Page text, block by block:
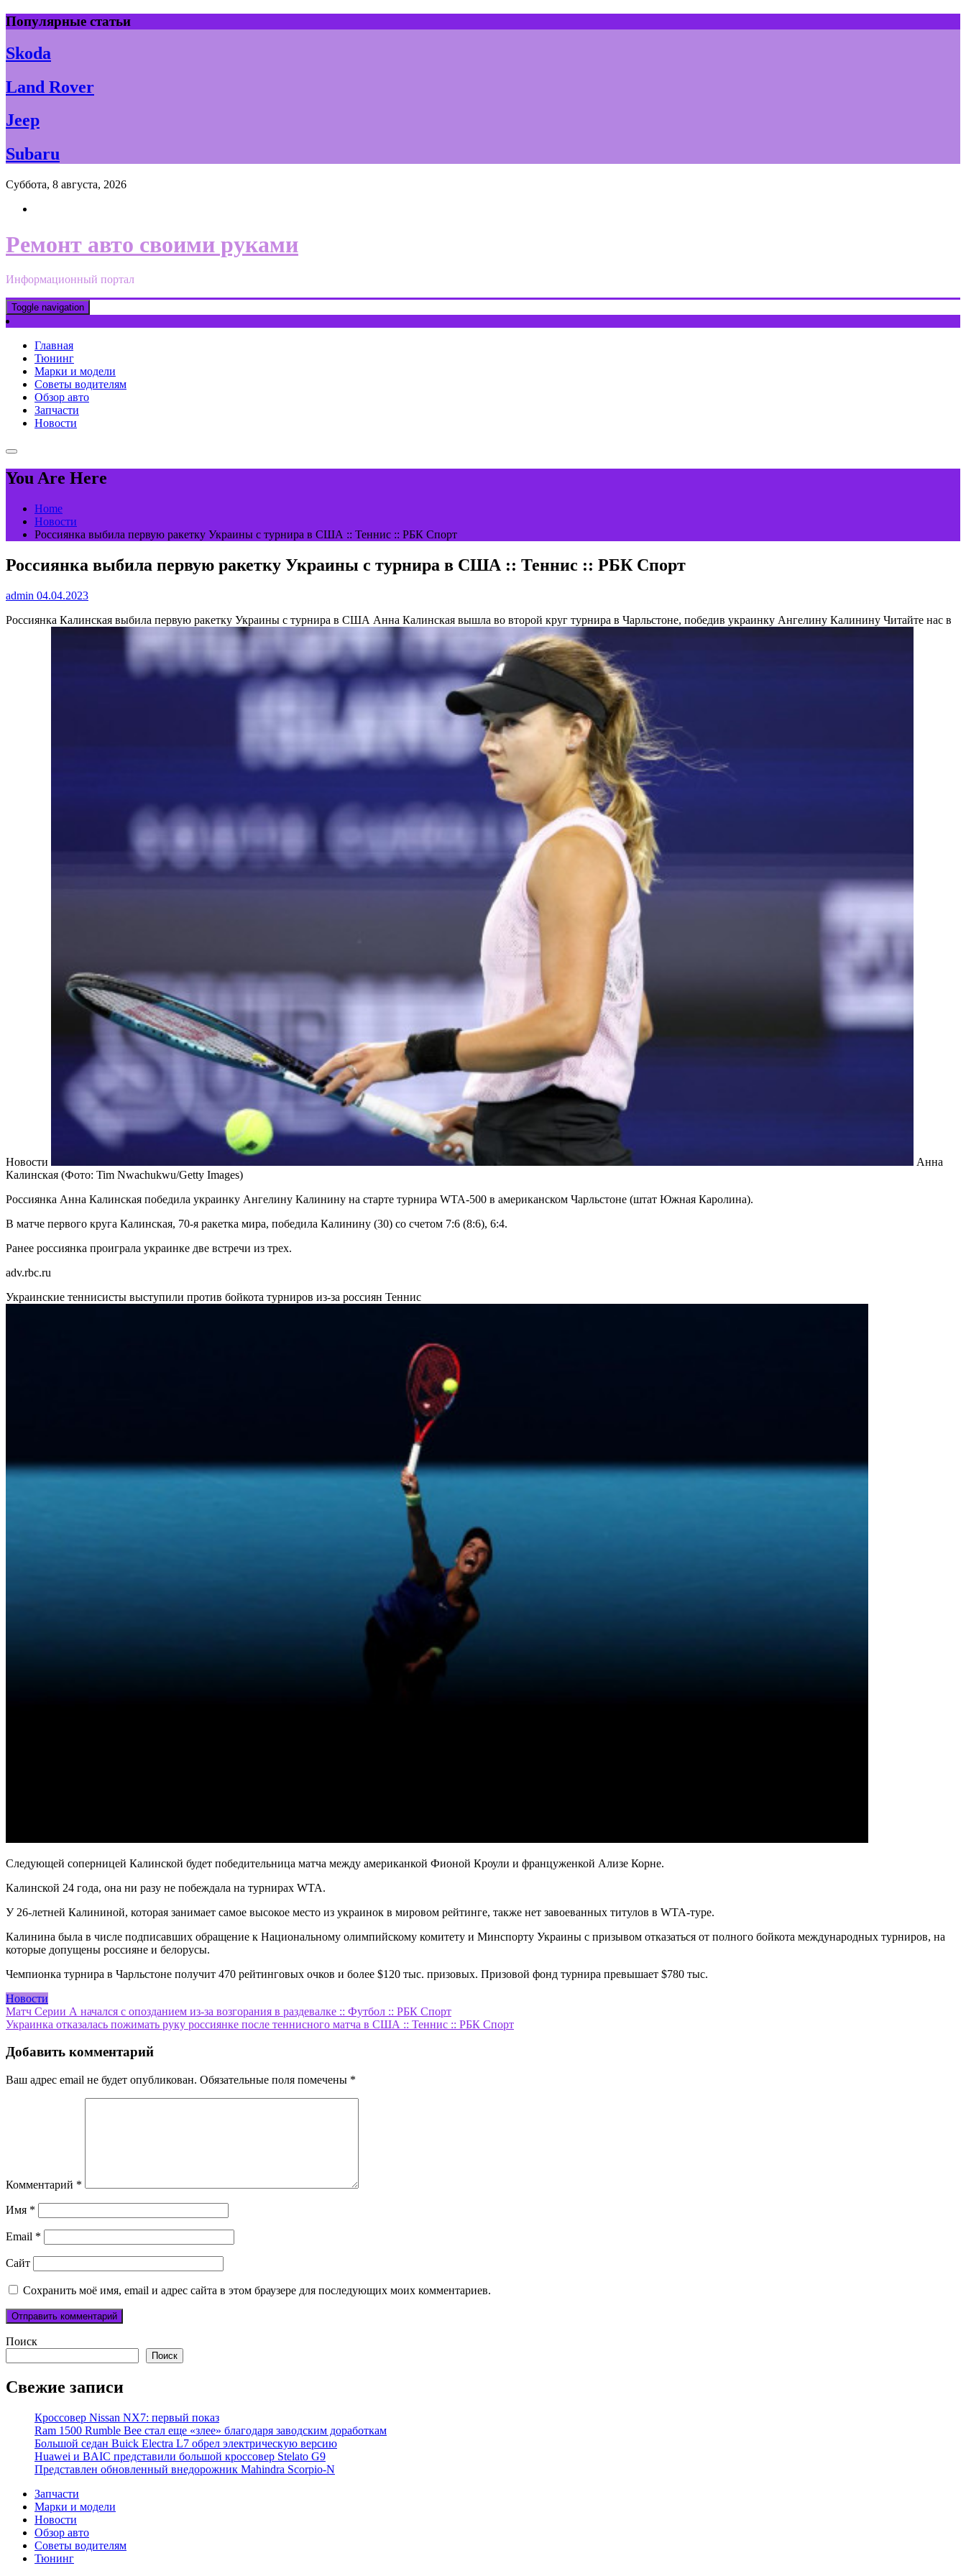
Skip
to
content
Популярные статьи
Skoda
Land Rover
Jeep
Subaru
Суббота, 8 августа, 2026
Ремонт авто своими руками
Информационный портал
Toggle navigation
Главная
Тюнинг
Марки и модели
Советы водителям
Обзор авто
Запчасти
Новости
You Are Here
Home
Новости
Россиянка выбила первую ракетку Украины с турнира в США :: Теннис :: РБК Спорт
Россиянка выбила первую ракетку Украины с турнира в США :: Теннис :: РБК Спорт
admin 04.04.2023
Россиянка Калинская выбила первую ракетку Украины с турнира в США Анна Калинская вышла во второй круг турнира в Чарльстоне, победив украинку Ангелину Калинину Читайте нас в
Новости
Анна
Калинская (Фото: Tim Nwachukwu/Getty Images)
Россиянка Анна Калинская победила украинку Ангелину Калинину на старте турнира WTA-500 в американском Чарльстоне (штат Южная Каролина).
В матче первого круга Калинская, 70-я ракетка мира, победила Калинину (30) со счетом 7:6 (8:6), 6:4.
Ранее россиянка проиграла украинке две встречи из трех.
adv.rbc.ru
Украинские теннисисты выступили против бойкота турниров из-за россиян Теннис
Следующей соперницей Калинской будет победительница матча между американкой Фионой Кроули и француженкой Ализе Корне.
Калинской 24 года, она ни разу не побеждала на турнирах WTA.
У 26-летней Калининой, которая занимает самое высокое место из украинок в мировом рейтинге, также нет завоеванных титулов в WTA-туре.
Калинина была в числе подписавших обращение к Национальному олимпийскому комитету и Минспорту Украины с призывом отказаться от полного бойкота международных турниров, на
которые допущены россияне и белорусы.
Чемпионка турнира в Чарльстоне получит 470 рейтинговых очков и более $120 тыс. призовых. Призовой фонд турнира превышает $780 тыс.
Новости
Навигация
по
записям
Матч Серии А начался с опозданием из-за возгорания в раздевалке :: Футбол :: РБК Спорт
Украинка отказалась пожимать руку россиянке после теннисного матча в США :: Теннис :: РБК Спорт
Добавить комментарий
Ваш адрес email не будет опубликован. Обязательные поля помечены *
Комментарий *
Имя *
Email *
Сайт
Сохранить моё имя, email и адрес сайта в этом браузере для последующих моих комментариев.
Поиск
Поиск
Свежие записи
Кроссовер Nissan NX7: первый показ
Ram 1500 Rumble Bee стал еще «злее» благодаря заводским доработкам
Большой седан Buick Electra L7 обрел электрическую версию
Huawei и BAIC представили большой кроссовер Stelato G9
Представлен обновленный внедорожник Mahindra Scorpio-N
Запчасти
Марки и модели
Новости
Обзор авто
Советы водителям
Тюнинг